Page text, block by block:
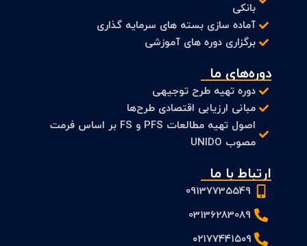
بانکی
آماده سازی بسته های سرمایه گذاری
برگزاری دوره های آموزشی
دوره‌های ما
دوره تهیه طرح توجیهی
مبانی ارزیابی اقتصادی طرح‌ها
اصول تهیه مطالعات PFS و FS بر اساس فرمت
مصوب UNIDO
ارتباط با ما
09137735549
03136283089
۰۲۱۷۷۴۴۱۵۰۹